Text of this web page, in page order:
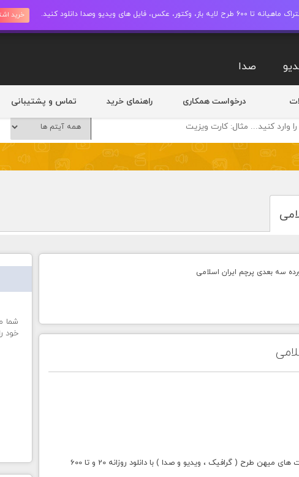
باز، وکتور، عکس، فایل های ویدیو وصدا دانلود کنید. خرید
صدا
درخواست همکاری راهنمای خرید تماس و پشتیبانی
با خرید اشتراک طلایی میهن طرح دسترسی به تمامی سایت های میهن طرح ( گرافیک ، ویدیو و صدا ) با دانلود روزانه 20 و تا 600
شما
خود